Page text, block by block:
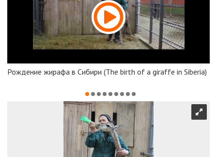
Рождение жирафа в Сибири (The birth of a giraffe in Siberia)